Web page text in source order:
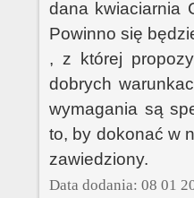
dana kwiaciarnia
Powinno się
, z której
dobrych
wymagania są
to, by dokonać w
zawiedziony.
Data dodania: 08 01